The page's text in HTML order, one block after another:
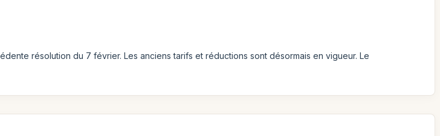
résolution du 7 février. Les anciens tarifs et réductions sont désormais en vigueur. Le